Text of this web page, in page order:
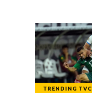
TRENDING TVC